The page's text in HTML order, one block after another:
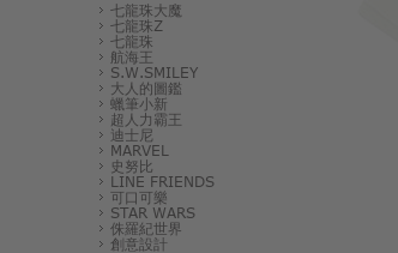
七龍珠大魔
七龍珠Z
七龍珠
航海王
S.W.SMILEY
大人的圖鑑
蠟筆小新
超人力霸王
迪士尼
MARVEL
史努比
LINE FRIENDS
可口可樂
STAR WARS
侏羅紀世界
創意設計